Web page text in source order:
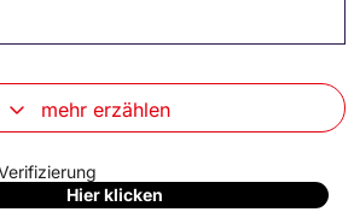
mehr erzählen
Hier klicken